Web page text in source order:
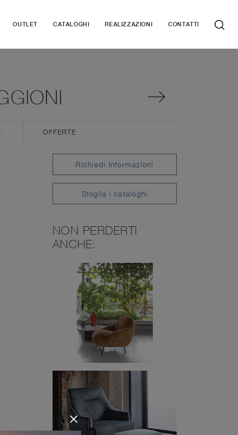
OUTLET CATALOGHI REALIZZAZIONI CONTATTI
OFFERTE
Richiedi Informazioni
Sfoglia i cataloghi
NON PERDERTI
ANCHE: